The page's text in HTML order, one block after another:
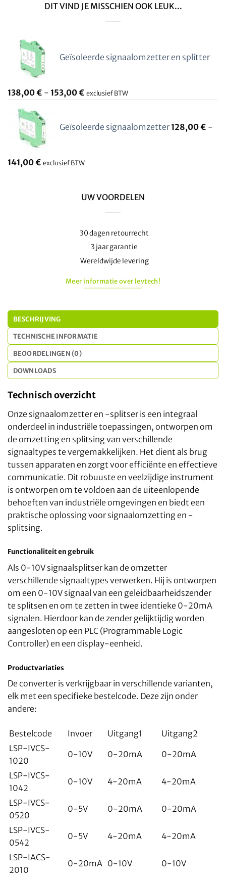
DIT VIND JE MISSCHIEN OOK LEUK...
Geïsoleerde signaalomzetter en splitter
138,00€ - 153,00€ exclusief BTW
Geïsoleerde signaalomzetter 128,00€ -
141,00€ exclusief BTW
UW VOORDELEN
30 dagen retourrecht
3 jaar garantie
Wereldwijde levering
Meer informatie over levtech!
BESCHRIJVING
TECHNISCHE INFORMATIE
BEOORDELINGEN (0)
DOWNLOADS
Technisch overzicht
Onze signaalomzetter en -splitser is een integraal
onderdeel in industriële toepassingen, ontworpen om
de omzetting en splitsing van verschillende
signaaltypes te vergemakkelijken. Het dient als brug
tussen apparaten en zorgt voor efficiënte en effectieve
communicatie. Dit robuuste en veelzijdige instrument
is ontworpen om te voldoen aan de uiteenlopende
behoeften van industriële omgevingen en biedt een
praktische oplossing voor signaalomzetting en -
splitsing.
Functionaliteit en gebruik
Als 0-10V signaalsplitser kan de omzetter
verschillende signaaltypes verwerken. Hij is ontworpen
om een 0-10V signaal van een geleidbaarheidszender
te splitsen en om te zetten in twee identieke 0-20mA
signalen. Hierdoor kan de zender gelijktijdig worden
aangesloten op een PLC (Programmable Logic
Controller) en een display-eenheid.
Productvariaties
De converter is verkrijgbaar in verschillende varianten,
elk met een specifieke bestelcode. Deze zijn onder
andere:
Bestelcode Invoer Uitgang1
Uitgang2
LSP-IVCS-
1020
0-10V 0-20mA 0-20mA
LSP-IVCS-
1042
0-10V 4-20mA 4-20mA
LSP-IVCS-
0520
0-5V 0-20mA 0-20mA
LSP-IVCS-
0542
0-5V 4-20mA 4-20mA
LSP-IACS-
2010
0-20mA 0-10V 0-10V